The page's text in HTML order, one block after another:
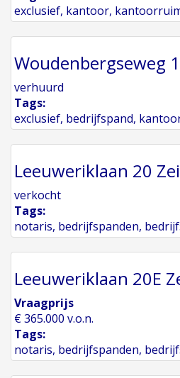
exclusief, kantoor,
Woudenbergseweg
verhuurd
Tags:
exclusief, bedrijfspand,
Leeuweriklaan 20
verkocht
Tags:
notaris, bedrijfspanden,
Leeuweriklaan 20E
Vraagprijs
€ 365.000 v.o.n.
Tags:
notaris, bedrijfspanden,